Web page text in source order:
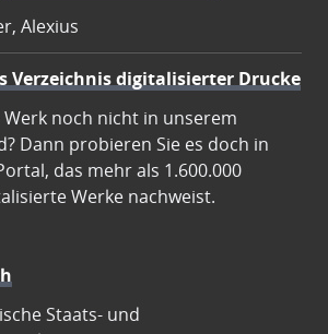
Alexius
Verzeichnis digitalisierter Drucke
noch nicht in unserem
Dann probieren Sie es doch in
das mehr als 1.600.000
Werke nachweist.
Staats- und